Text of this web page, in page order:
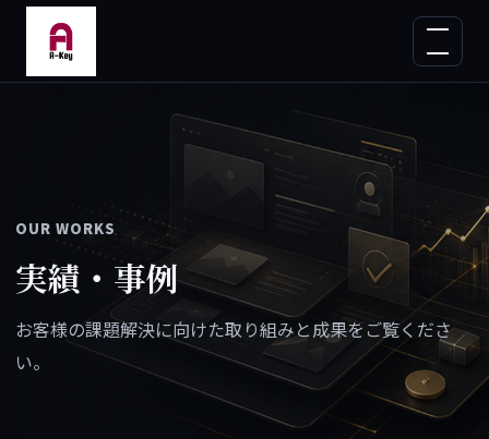
OUR WORKS
実績・事例
お客様の課題解決に向けた取り組みと成果をご覧くださ
い。